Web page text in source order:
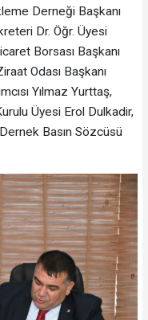
Derneği Başkanı
Dr. Öğr. Üyesi
Borsası Başkanı
Odası Başkanı
Yılmaz Yurttaş,
Üyesi Erol Dulkadir,
Basın Sözcüsü